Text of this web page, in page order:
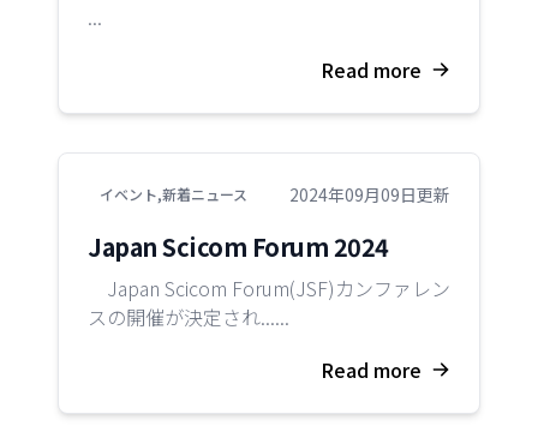
...
Read more
イベント,新着ニュース 2024年09月09日更新
Japan Scicom Forum 2024
Japan Scicom Forum(JSF)カンファレン
スの開催が決定され......
Read more